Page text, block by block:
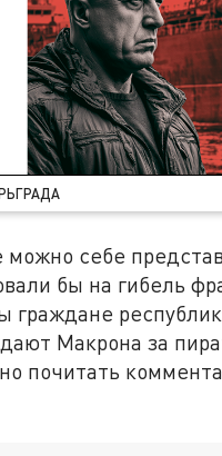
себе
бы на гибель
граждане
Макрона за
почитать